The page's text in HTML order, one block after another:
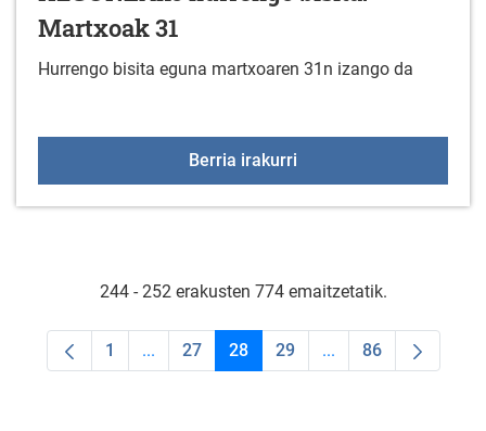
Martxoak 31
Hurrengo bisita eguna martxoaren 31n izango da
Berria irakurri
244 - 252 erakusten 774 emaitzetatik.
Orrialdea
1 ...Intermediate Pages Use TAB to navigate.
Orrialdea
27 Orrialdea
28 Orrialdea
29 ...Intermediate Pages
Orrialdea
86